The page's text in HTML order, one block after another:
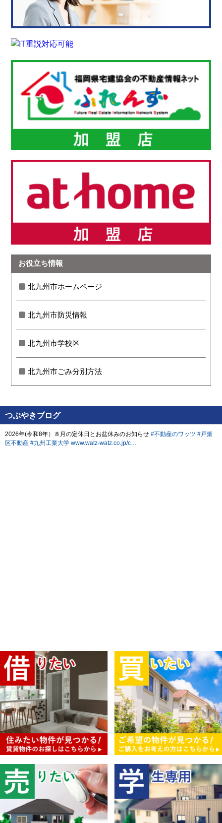
お役立ち情報
北九州市ホームページ
北九州市防災情報
北九州市学校区
北九州市ごみ分別方法
つぶやきブログ